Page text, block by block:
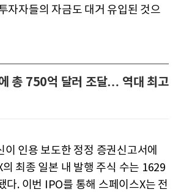
자자들의 자금도 대거 유입된 것으
총 750억 달러 조달… 역대 최고
인용 보도한 정정 증권신고서에
최종 일본 내 발행 주식 수는 1629
다. 이번 IPO를 통해 스페이스X는 전